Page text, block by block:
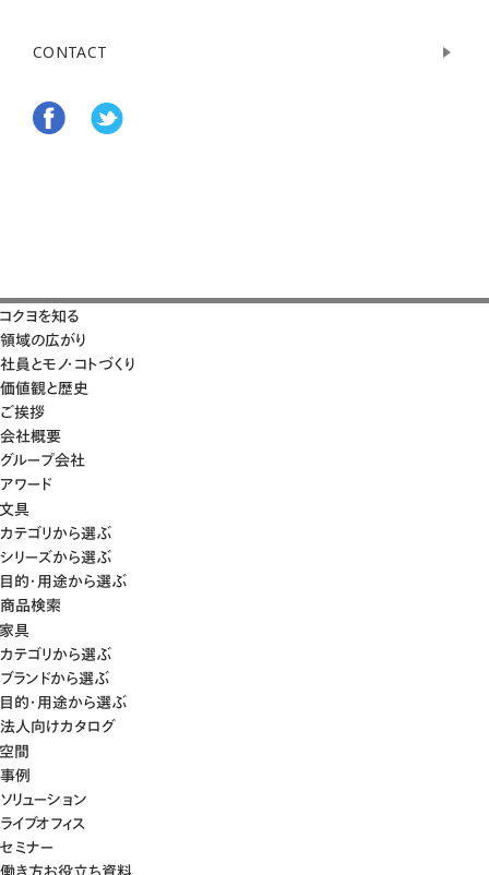
CONTACT
コクヨを知る
領域の広がり
社員とモノ・コトづくり
価値観と歴史
ご挨拶
会社概要
グループ会社
アワード
文具
カテゴリから選ぶ
シリーズから選ぶ
目的・用途から選ぶ
商品検索
家具
カテゴリから選ぶ
ブランドから選ぶ
目的・用途から選ぶ
法人向けカタログ
空間
事例
ソリューション
ライブオフィス
セミナー